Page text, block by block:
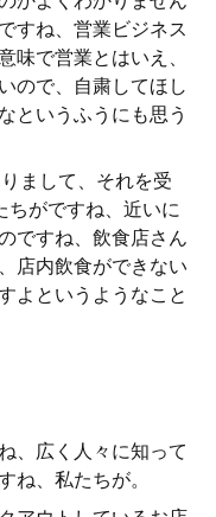
すね、営業ビジネス
味で営業とはいえ、
ので、自粛してほし
というふうにも思う
まして、それを受
ちがですね、近いに
ですね、飲食店さん
店内飲食ができない
よというようなこと
、広く人々に知って
ね、私たちが。